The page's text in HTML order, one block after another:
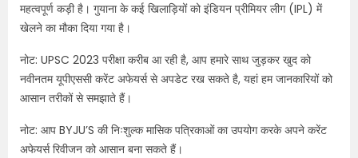
महत्वपूर्ण कड़ी है। गुयाना के कई खिलाड़ियों को इंडियन प्रीमियर लीग (IPL) में
खेलने का मौका दिया गया है।
नोट: UPSC 2023 परीक्षा करीब आ रही है, आप हमारे साथ जुड़कर खुद को
नवीनतम यूपीएससी करेंट अफेयर्स से अपडेट रख सकते है, यहां हम जानकारियों को
आसान तरीकों से समझाते हैं।
नोट: आप BYJU’S की निःशुल्क मासिक पत्रिकाओं का उपयोग करके अपने करेंट
अफेयर्स रिवीजन को आसान बना सकते हैं।